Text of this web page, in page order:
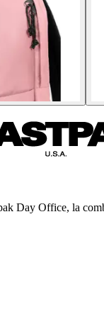
Day Office, la